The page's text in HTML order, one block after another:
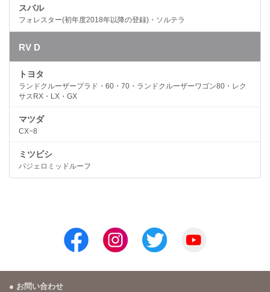
スバル
フォレスター(初年度2018年以降の登録)・ソルテラ
RV D
トヨタ
ランドクルーザープラド・60・70・ランドクルーザーワゴン80・レク
サスRX・LX・GX
マツダ
CX−8
ミツビシ
パジェロミッドルーフ
お問い合わせ